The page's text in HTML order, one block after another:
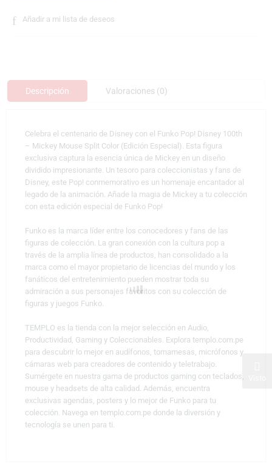
Añadir a mi lista de deseos
Descripción Valoraciones (0)
Celebra el centenario de Disney con el Funko Pop! Disney 100th
– Mickey Mouse Split Color (Edición Especial). Esta figura
exclusiva captura la esencia única de Mickey en un diseño
dividido impresionante. Un tesoro para coleccionistas y fans de
Disney, este Pop! conmemorativo es un homenaje encantador al
legado de la animación. Añade la magia de Mickey a tu colección
con esta edición especial de Funko Pop!
Funko es la marca líder entre los conocedores y fans de las
figuras de colección. La gran conexión con la cultura pop a
través de la amplia línea de productos, han consolidado a la
marca como el mayor propietario de licencias del mundo y los
fanáticos del entretenimiento pueden mostrar toda su
admiración a sus personajes favoritos con su colección de
figuras y juegos Funko.
TEMPLO es la tienda con la mejor selección en Audio,
Productividad, Gaming y Coleccionables. Explora templo.com.pe
para descubrir lo mejor en audífonos, tornamesas, micrófonos y
cámaras web para creadores de contenido y teletrabajo.
Sumérgete en nuestra gama de productos gaming con teclados,
mouse y headsets de alta calidad. Además, encuentra
exclusivas agendas, posters y lo mejor de Funko para tu
colección. Navega en templo.com.pe donde la diversión y
tecnología se unen para ti.